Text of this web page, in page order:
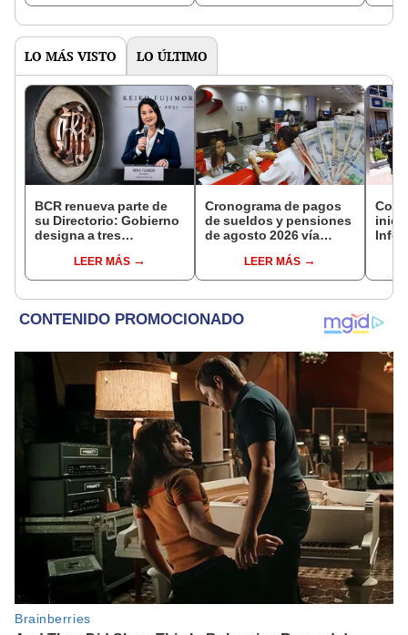
LO MÁS VISTO LO ÚLTIMO
BCR renueva parte de
su Directorio: Gobierno
designa a tres
EjecutivoLEER MÁS
Cronograma de pagos
de sueldos y pensiones
de agosto 2026 vía
conoce las fechas de
depósito
LEER MÁS